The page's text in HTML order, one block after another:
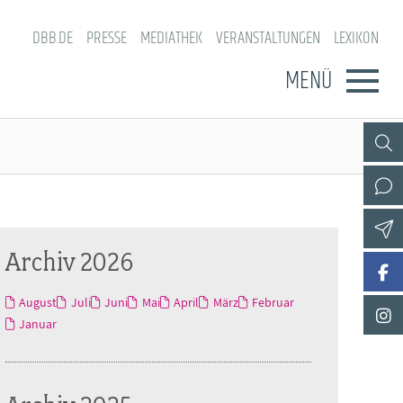
DBB.DE PRESSE MEDIATHEK VERANSTALTUNGEN LEXIKON
MENÜ
Archiv 2026
August Juli Juni Mai April März
Februar
Januar